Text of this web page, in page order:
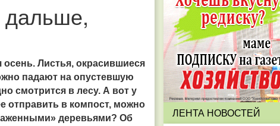
дальше,
Листья, окрасившиеся
падают на опустевшую
смотрится в лесу. А вот у
отправить в компост, можно
деревьями? Об
ЛЕНТА НОВОСТЕЙ